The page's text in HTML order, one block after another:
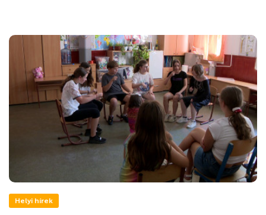
Helyi hírek